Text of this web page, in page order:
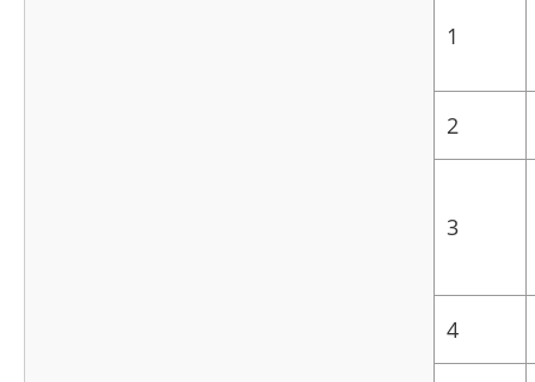
1
2
3
4